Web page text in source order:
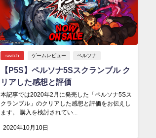
switch ゲームレビュー ペルソナ
【P5S】ペルソナ5Sスクランブル ク
リアした感想と評価
本記事では2020年2月に発売した「ペルソナ5Sス
クランブル」のクリアした感想と評価をお伝えし
ます。 購入を検討されてい...
2020年10月10日